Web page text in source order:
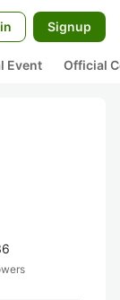
Signup
Event Official